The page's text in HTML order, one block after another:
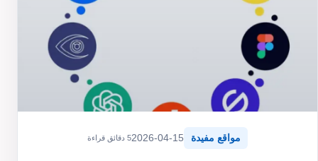
مواقع مفيدة 2026-04-155 دقائق قراءة